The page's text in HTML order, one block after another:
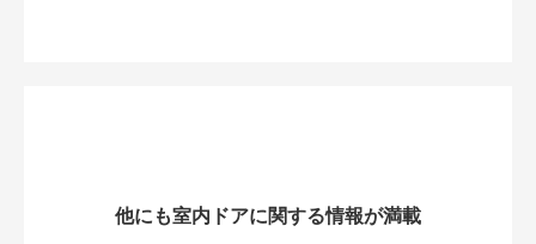
他にも室内ドアに関する情報が満載